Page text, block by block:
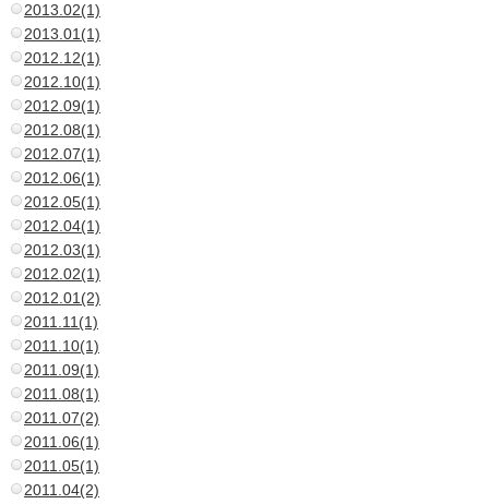
2013.02(1)
2013.01(1)
2012.12(1)
2012.10(1)
2012.09(1)
2012.08(1)
2012.07(1)
2012.06(1)
2012.05(1)
2012.04(1)
2012.03(1)
2012.02(1)
2012.01(2)
2011.11(1)
2011.10(1)
2011.09(1)
2011.08(1)
2011.07(2)
2011.06(1)
2011.05(1)
2011.04(2)